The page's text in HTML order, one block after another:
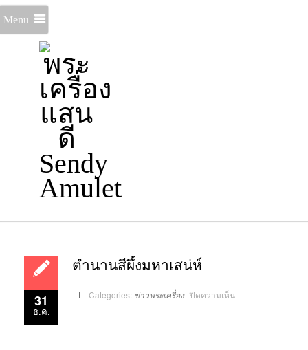
Menu
31
ธ.ค.
ตำนานสีผึ้งมหาเสน่ห์
Categories: ข่าวพระเครื่อง ปิดความเห็นบน
ตำนาน